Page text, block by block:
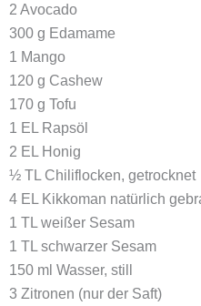
2 Avocado
300 g Edamame
1 Mango
120 g Cashew
170 g Tofu
1 EL Rapsöl
2 EL Honig
½ TL Chiliflocken, getrocknet
4 EL Kikkoman natürlich
1 TL weißer Sesam
1 TL schwarzer Sesam
150 ml Wasser, still
3 Zitronen (nur der Saft)